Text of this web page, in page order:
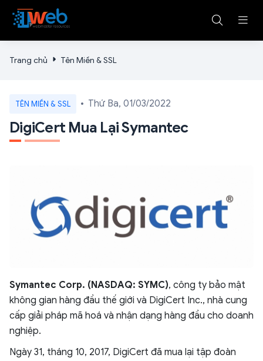
Trang chủ Tên Miền & SSL
TÊN MIỀN & SSL Thứ Ba, 01/03/2022
DigiCert Mua Lại Symantec
Symantec Corp. (NASDAQ: SYMC), công ty bảo mật
không gian hàng đầu thế giới và DigiCert Inc., nhà cung
cấp giải pháp mã hoá và nhận dạng hàng đầu cho doanh
nghiệp.
Ngày 31, tháng 10, 2017, DigiCert đã mua lại tập đoàn